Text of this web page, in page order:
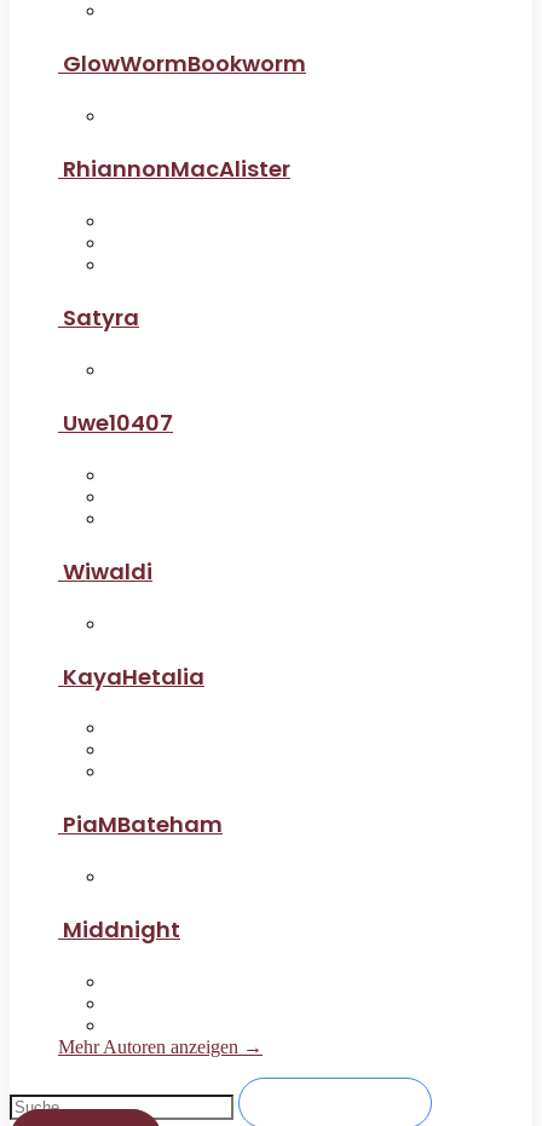
GlowWormBookworm
RhiannonMacAlister
Satyra
Uwe10407
Wiwaldi
KayaHetalia
PiaMBateham
Middnight
Mehr Autoren anzeigen →